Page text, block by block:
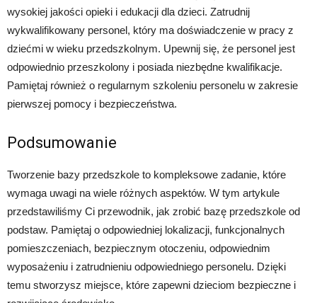
wysokiej jakości opieki i edukacji dla dzieci. Zatrudnij
wykwalifikowany personel, który ma doświadczenie w pracy z
dziećmi w wieku przedszkolnym. Upewnij się, że personel jest
odpowiednio przeszkolony i posiada niezbędne kwalifikacje.
Pamiętaj również o regularnym szkoleniu personelu w zakresie
pierwszej pomocy i bezpieczeństwa.
Podsumowanie
Tworzenie bazy przedszkole to kompleksowe zadanie, które
wymaga uwagi na wiele różnych aspektów. W tym artykule
przedstawiliśmy Ci przewodnik, jak zrobić bazę przedszkole od
podstaw. Pamiętaj o odpowiedniej lokalizacji, funkcjonalnych
pomieszczeniach, bezpiecznym otoczeniu, odpowiednim
wyposażeniu i zatrudnieniu odpowiedniego personelu. Dzięki
temu stworzysz miejsce, które zapewni dzieciom bezpieczne i